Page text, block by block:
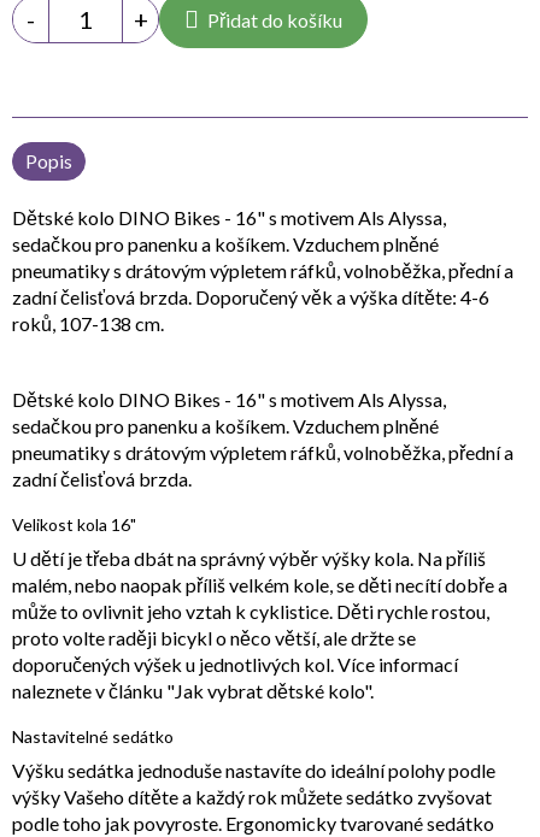
Přidat do košíku
Popis
Dětské kolo DINO Bikes - 16" s motivem Als Alyssa,
sedačkou pro panenku a košíkem. Vzduchem plněné
pneumatiky s drátovým výpletem ráfků, volnoběžka, přední a
zadní čelisťová brzda. Doporučený věk a výška dítěte: 4-6
roků, 107-138 cm.
Dětské kolo DINO Bikes - 16" s motivem Als Alyssa,
sedačkou pro panenku a košíkem. Vzduchem plněné
pneumatiky s drátovým výpletem ráfků, volnoběžka, přední a
zadní čelisťová brzda.
Velikost kola 16"
U dětí je třeba dbát na správný výběr výšky kola. Na příliš
malém, nebo naopak příliš velkém kole, se děti necítí dobře a
může to ovlivnit jeho vztah k cyklistice. Děti rychle rostou,
proto volte raději bicykl o něco větší, ale držte se
doporučených výšek u jednotlivých kol. Více informací
naleznete v článku "Jak vybrat dětské kolo".
Nastavitelné sedátko
Výšku sedátka jednoduše nastavíte do ideální polohy podle
výšky Vašeho dítěte a každý rok můžete sedátko zvyšovat
podle toho jak povyroste. Ergonomicky tvarované sedátko